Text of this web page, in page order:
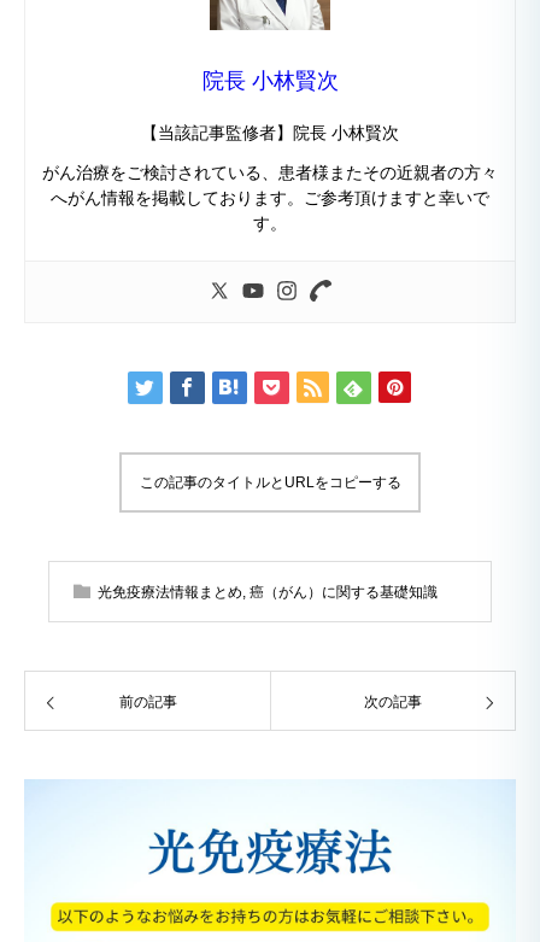
院長 小林賢次
【当該記事監修者】院長 小林賢次
がん治療をご検討されている、患者様またその近親者の方々
へがん情報を掲載しております。ご参考頂けますと幸いで
す。
この記事のタイトルとURLをコピーする
光免疫療法情報まとめ 癌（がん）に関する基礎知識
前の記事 次の記事